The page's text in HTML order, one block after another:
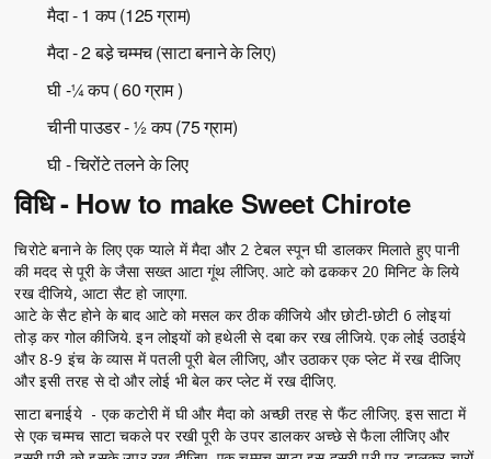
मैदा - 1 कप (125 ग्राम)
मैदा - 2 बडे़ चम्मच (साटा बनाने के लिए)
घी -¼ कप ( 60 ग्राम )
चीनी पाउडर - ½ कप (75 ग्राम)
घी - चिरोंटे तलने के लिए
विधि - How to make Sweet Chirote
चिरोटे बनाने के लिए एक प्याले में मैदा और 2 टेबल स्पून घी डालकर मिलाते हुए पानी
की मदद से पूरी के जैसा सख्त आटा गूंथ लीजिए. आटे को ढककर 20 मिनिट के लिये
रख दीजिये, आटा सैट हो जाएगा.
आटे के सैट होने के बाद आटे को मसल कर ठीक कीजिये और छोटी-छोटी 6 लोइयां
तोड़ कर गोल कीजिये. इन लोइयों को हथेली से दबा कर रख लीजिये. एक लोई उठाईये
और 8-9 इंच के व्यास में पतली पूरी बेल लीजिए, और उठाकर एक प्लेट में रख दीजिए
और इसी तरह से दो और लोई भी बेल कर प्लेट में रख दीजिए.
साटा बनाईये - एक कटोरी में घी और मैदा को अच्छी तरह से फैंट लीजिए. इस साटा में
से एक चम्मच साटा चकले पर रखी पूरी के उपर डालकर अच्छे से फैला लीजिए और